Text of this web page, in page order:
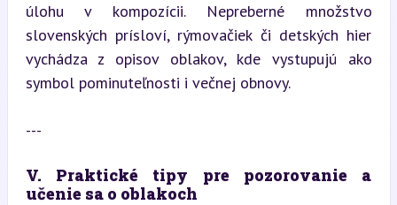
úlohu v kompozícii. Nepreberné množstvo
slovenských prísloví, rýmovačiek či detských hier
vychádza z opisov oblakov, kde vystupujú ako
symbol pominuteľnosti i večnej obnovy.
---
V. Praktické tipy pre pozorovanie a
učenie sa o oblakoch